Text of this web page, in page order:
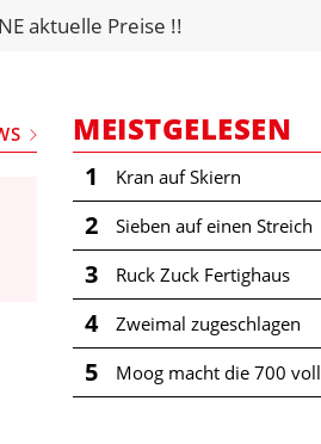
KONTAKT
aktuelle Preise !!
MEISTGELESEN
1 Kran auf Skiern
2 Sieben auf einen Streich
3 Ruck Zuck Fertighaus
4 Zweimal zugeschlagen
5 Moog macht die 700 voll